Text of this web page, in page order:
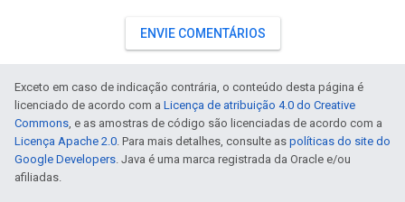
ENVIE COMENTÁRIOS
Exceto em caso de indicação contrária, o conteúdo desta página é
licenciado de acordo com a Licença de atribuição 4.0 do Creative
Commons, e as amostras de código são licenciadas de acordo com a
Licença Apache 2.0. Para mais detalhes, consulte as políticas do site do
Google Developers. Java é uma marca registrada da Oracle e/ou
afiliadas.